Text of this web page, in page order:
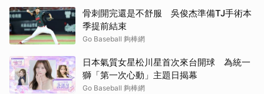
骨刺開完還是不舒服 吳俊杰準備TJ手術本
季提前結束
Go Baseball 夠棒網
日本氣質女星松川星首次來台開球 為統一
獅「第一次心動」主題日揭幕
Go Baseball 夠棒網